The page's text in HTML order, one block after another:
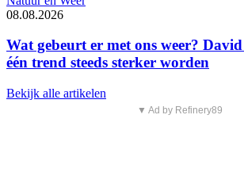
08.08.2026
Wat gebeurt er met ons weer?
één trend steeds sterker worden
Bekijk alle artikelen
▼ Ad by Refinery89